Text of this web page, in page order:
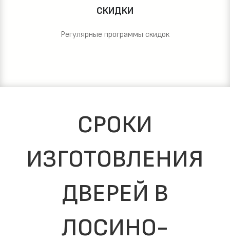
СКИДКИ
Регулярные программы скидок
СРОКИ
ИЗГОТОВЛЕНИЯ
ДВЕРЕЙ В
ЛОСИНО-